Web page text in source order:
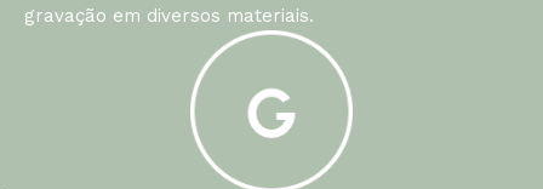
gravação em diversos materiais.